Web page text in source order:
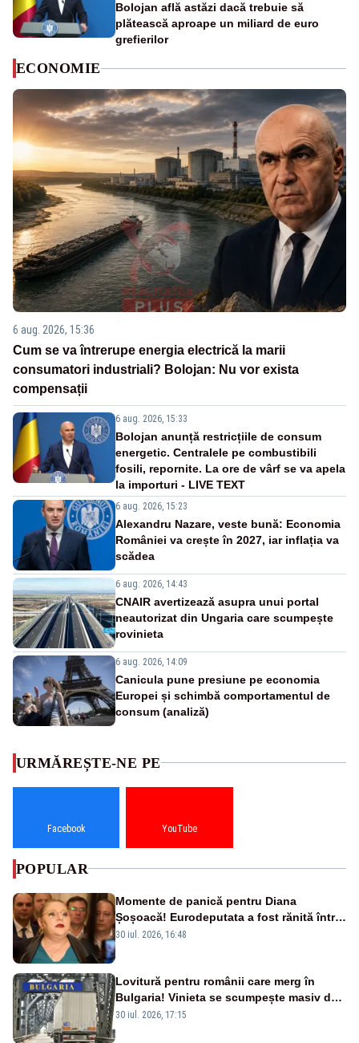
Bolojan află astăzi dacă trebuie să
plătească aproape un miliard de euro
grefierilor
ECONOMIE
6 aug. 2026, 15:36
Cum se va întrerupe energia electrică la marii
consumatori industriali? Bolojan: Nu vor exista
compensații
6 aug. 2026, 15:33
Bolojan anunță restricțiile de consum
energetic. Centralele pe combustibili
fosili, repornite. La ore de vârf se va apela
la importuri - LIVE TEXT
6 aug. 2026, 15:23
Alexandru Nazare, veste bună: Economia
României va crește în 2027, iar inflația va
scădea
6 aug. 2026, 14:43
CNAIR avertizează asupra unui portal
neautorizat din Ungaria care scumpește
rovinieta
6 aug. 2026, 14:09
Canicula pune presiune pe economia
Europei și schimbă comportamentul de
consum (analiză)
URMĂREȘTE-NE PE
Facebook YouTube
POPULAR
Momente de panică pentru Diana
Șoșoacă! Eurodeputata a fost rănită într-
un accident rutier
30 iul. 2026, 16:48
Lovitură pentru românii care merg în
Bulgaria! Vinieta se scumpește masiv de
la 1 august
30 iul. 2026, 17:15